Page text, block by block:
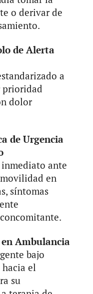
o derivar de
de Alerta
a
prioridad
dolor
de Urgencia
ante
en
síntomas
Ambulancia
bajo
el
su